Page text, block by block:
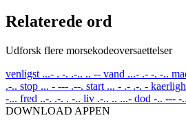
Relaterede ord
Udforsk flere morsekodeoversaettelser
venligst ...- . -. .-.. .. -- vand ...- .- -. -..
.-.. stop ... - --- .--. start ... - .- .-. -
-... fred ..-. .-. . -.. liv .-.. .. ...- dod -.. --- -..
DOWNLOAD APPEN